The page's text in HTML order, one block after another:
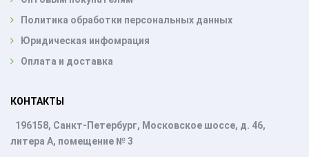
Политика обработки персональных данных
Юридическая инфомрация
Оплата и доставка
КОНТАКТЫ
196158, Санкт-Петербург, Московское шоссе, д. 46,
литера А, помещение № 3